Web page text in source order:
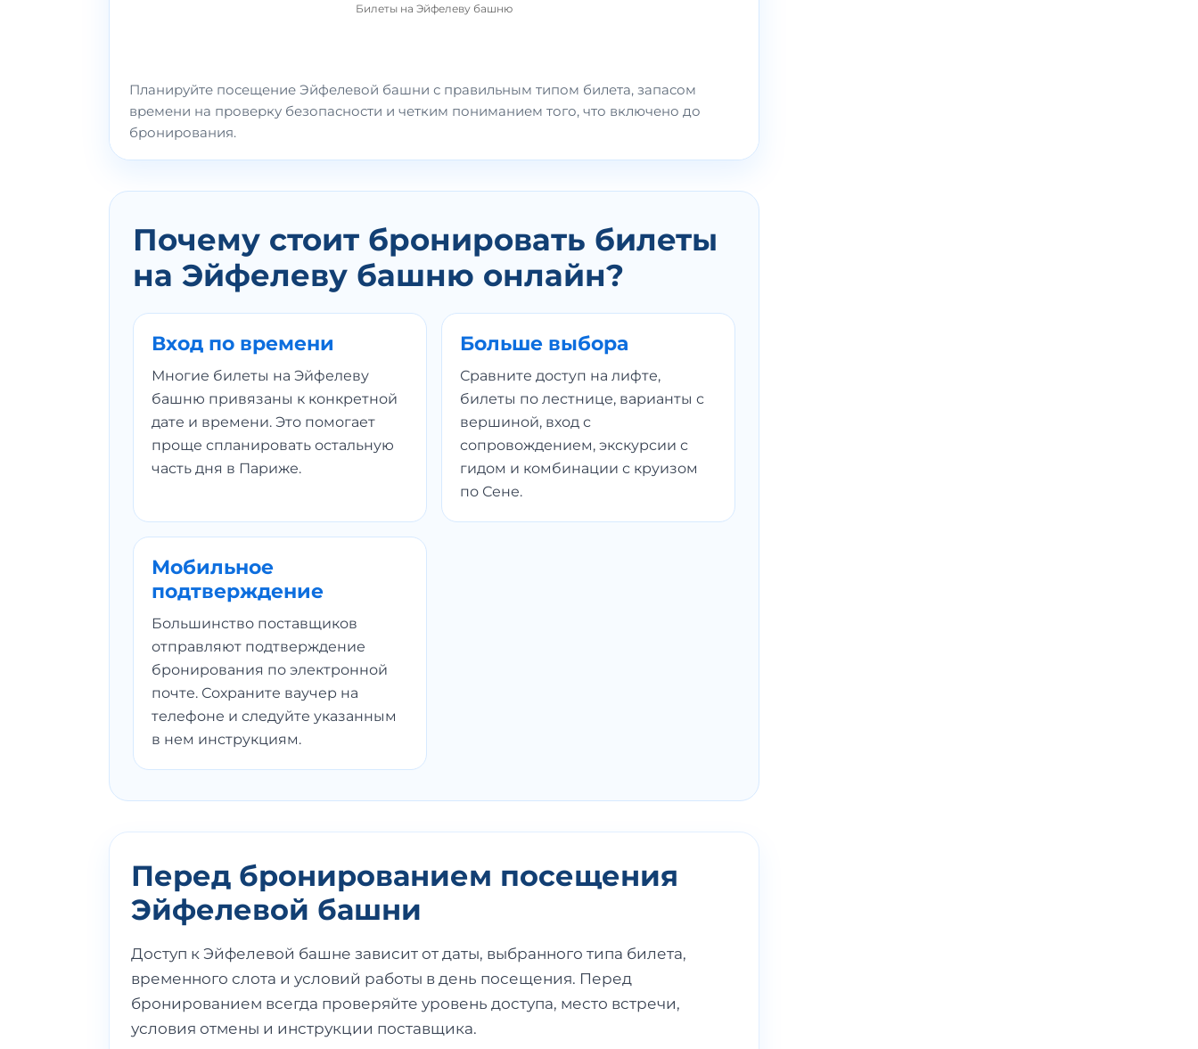
Билеты на Эйфелеву башню
Планируйте посещение Эйфелевой башни с правильным типом билета, запасом
времени на проверку безопасности и четким пониманием того, что включено до
бронирования.
Почему стоит бронировать билеты
на Эйфелеву башню онлайн?
Вход по времени
Многие билеты на Эйфелеву
башню привязаны к конкретной
дате и времени. Это помогает
проще спланировать остальную
часть дня в Париже.
Больше выбора
Сравните доступ на лифте,
билеты по лестнице, варианты с
вершиной, вход с
сопровождением, экскурсии с
гидом и комбинации с круизом
по Сене.
Мобильное
подтверждение
Большинство поставщиков
отправляют подтверждение
бронирования по электронной
почте. Сохраните ваучер на
телефоне и следуйте указанным
в нем инструкциям.
Перед бронированием посещения
Эйфелевой башни
Доступ к Эйфелевой башне зависит от даты, выбранного типа билета,
временного слота и условий работы в день посещения. Перед
бронированием всегда проверяйте уровень доступа, место встречи,
условия отмены и инструкции поставщика.